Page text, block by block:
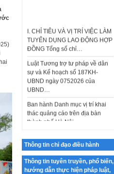
ĐỒNG Tổng số chỉ…
Luật Tương trợ tư pháp về dân
sự và Kế hoạch số 187KH-
UBND ngày 0752026 của
UBND…
Ban hành Danh mục vị trí khai
thác quảng cáo trên địa bàn
thành phố Hà Nội
Kế hoạch Tổ chức Cuộc thi
Công bố công khai dự toán kinh
phí xây dựng pháp luật, hoàn
thiện thể chế, chính…
Thông tin chỉ đạo điều hành
Thông tin tuyên truyền, phổ biến,
hướng dẫn thực hiện pháp luật,